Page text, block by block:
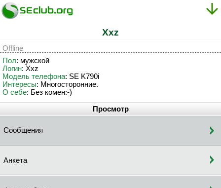
Xxz
Offline
Пол: мужской
Логин: Xxz
Модель телефона: SE K790i
Интересы: Многосторонние.
О себе: Без комен:-)
Просмотр
Сообщения
Анкета